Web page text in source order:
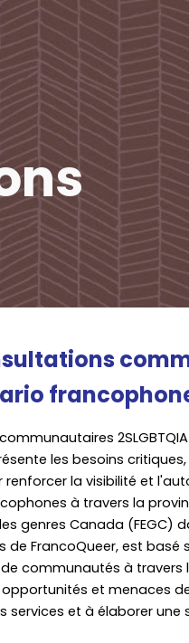
les besoins
la visibilité et
à travers la
genres Canada (FEGC)
FrancoQueer, est basé
communautés à travers
et menaces
services et à élaborer une